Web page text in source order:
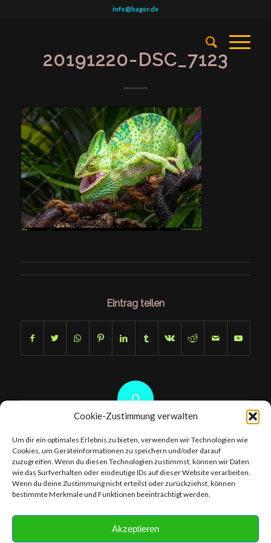
Cookie-Zustimmung verwalten
Um dir ein optimales Erlebnis zu bieten, verwenden wir Technologien wie
Cookies, um Geräteinformationen zu speichern und/oder darauf
zuzugreifen. Wenn du diesen Technologien zustimmst, können wir Daten
wie das Surfverhalten oder eindeutige IDs auf dieser Website verarbeiten.
Wenn du deine Zustimmung nicht erteilst oder zurückziehst, können
bestimmte Merkmale und Funktionen beeinträchtigt werden.
Akzeptieren
info@bagor.de
20191220-DSC_7123
Eintrag teilen
0
KOMMENTARE
Hinterlasse einen Kommentar
An der Diskussion beteiligen?
Hinterlasse uns deinen Kommentar!
Du musstangemeldetsein, um einen Kommentar abzugeben.